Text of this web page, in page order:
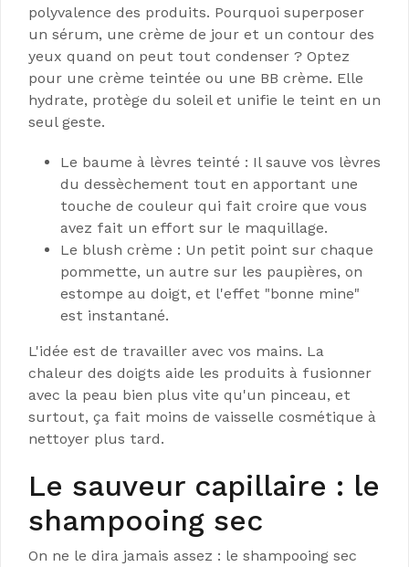
polyvalence des produits. Pourquoi superposer
un sérum, une crème de jour et un contour des
yeux quand on peut tout condenser ? Optez
pour une crème teintée ou une BB crème. Elle
hydrate, protège du soleil et unifie le teint en un
seul geste.
Le baume à lèvres teinté : Il sauve vos lèvres
du dessèchement tout en apportant une
touche de couleur qui fait croire que vous
avez fait un effort sur le maquillage.
Le blush crème : Un petit point sur chaque
pommette, un autre sur les paupières, on
estompe au doigt, et l'effet "bonne mine"
est instantané.
L'idée est de travailler avec vos mains. La
chaleur des doigts aide les produits à fusionner
avec la peau bien plus vite qu'un pinceau, et
surtout, ça fait moins de vaisselle cosmétique à
nettoyer plus tard.
Le sauveur capillaire : le
shampooing sec
On ne le dira jamais assez : le shampooing sec